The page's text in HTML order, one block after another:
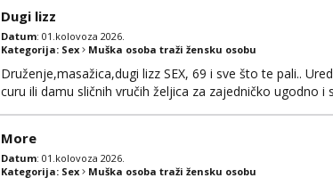
Dugi lizz
Datum: 01.kolovoza 2026.
Kategorija: Sex Muška osoba traži žensku osobu
Druženje,masažica,dugi lizz SEX, 69 i sve što te pali..
curu ili damu sličnih vručih željica za zajedničko ugodno
More
Datum: 01.kolovoza 2026.
Kategorija: Sex Muška osoba traži žensku osobu